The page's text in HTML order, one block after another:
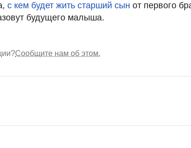
с кем будет жить старший сын от первого
будущего малыша.
Сообщите нам об этом.